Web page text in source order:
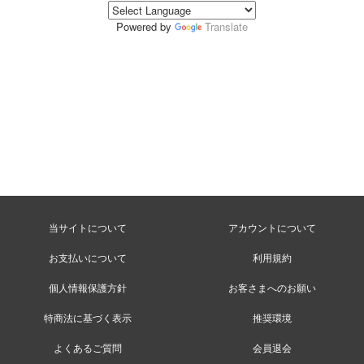
Powered by Translate
当サイトについて アカウントについて
お支払いについて 利用規約
個人情報保護方針 お客さまへのお願い
特商法に基づく表示 推奨環境
よくあるご質問 会員退会